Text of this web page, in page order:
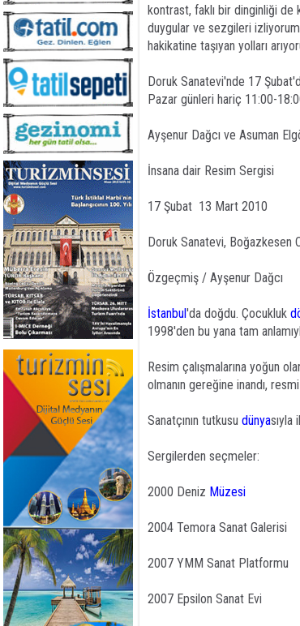
kontrast, faklı bir dinginliği de
duygular ve sezgileri
hakikatine taşıyan yolları
Doruk Sanatevi'nde 17
Pazar günleri hariç 11:00-
Ayşenur Dağcı ve Asuman
İnsana dair Resim Sergisi
17 Şubat  13 Mart 2010
Doruk Sanatevi, Boğazkesen
Özgeçmiş / Ayşenur Dağcı
İstanbul'da doğdu. Çocukluk
1998'den bu yana tam
Resim çalışmalarına yoğun
olmanın gereğine inandı,
Sanatçının tutkusu dünyasıyla
Sergilerden seçmeler:
2000 Deniz Müzesi
2004 Temora Sanat Galerisi
2007 YMM Sanat Platformu
2007 Epsilon Sanat Evi